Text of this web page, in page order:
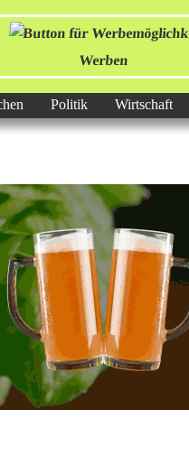
Werben
Politik Wirtschaft